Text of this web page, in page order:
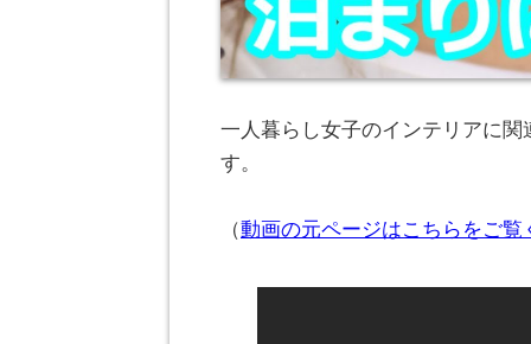
一人暮らし女子のインテリアに関
す。
（動画の元ページはこちらをご覧